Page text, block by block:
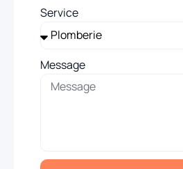
Service
Message